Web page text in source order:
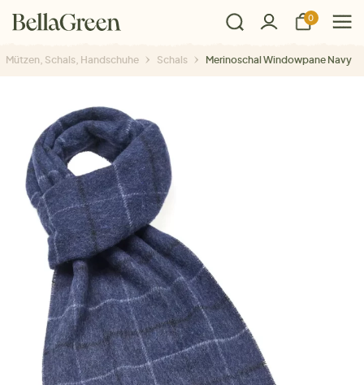
0
Mützen, Schals, Handschuhe Schals Merinoschal Windowpane Navy